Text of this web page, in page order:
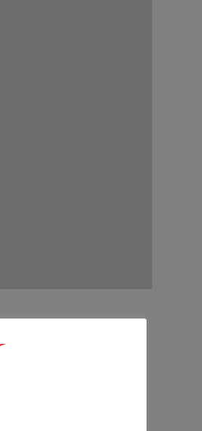
de La
Empresa
del proyecto
56